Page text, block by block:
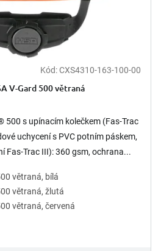
Kód:CXS4310-163-100-00
V-Gard 500 větraná
500 s upínacím kolečkem (Fas-Trac
uchycení s PVC potním páskem,
Fas-Trac III): 360 gsm, ochrana...
větraná, bílá
větraná, žlutá
větraná, červená